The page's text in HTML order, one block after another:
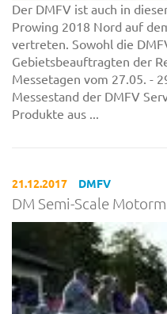
Der DMFV ist auch in
Prowing 2018 Nord auf
vertreten. Sowohl die
Gebietsbeauftragten der
Messetagen vom 27.05. -
Messestand der DMFV
Produkte aus ...
21.12.2017 DMFV
DM Semi-Scale